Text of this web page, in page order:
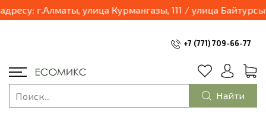
03.04.2025 наш магазин переходит в формат шоурум и будет находиться по адресу:
+7 (771) 709-66-77
Найти